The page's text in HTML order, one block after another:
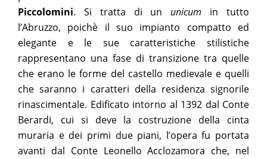
Piccolomini. Si tratta di un unicum in tutto
l’Abruzzo, poichè il suo impianto compatto ed
elegante e le sue caratteristiche stilistiche
rappresentano una fase di transizione tra quelle
che erano le forme del castello medievale e quelli
che saranno i caratteri della residenza signorile
rinascimentale. Edificato intorno al 1392 dal Conte
Berardi, cui si deve la costruzione della cinta
muraria e dei primi due piani, l’opera fu portata
avanti dal Conte Leonello Acclozamora che, nel